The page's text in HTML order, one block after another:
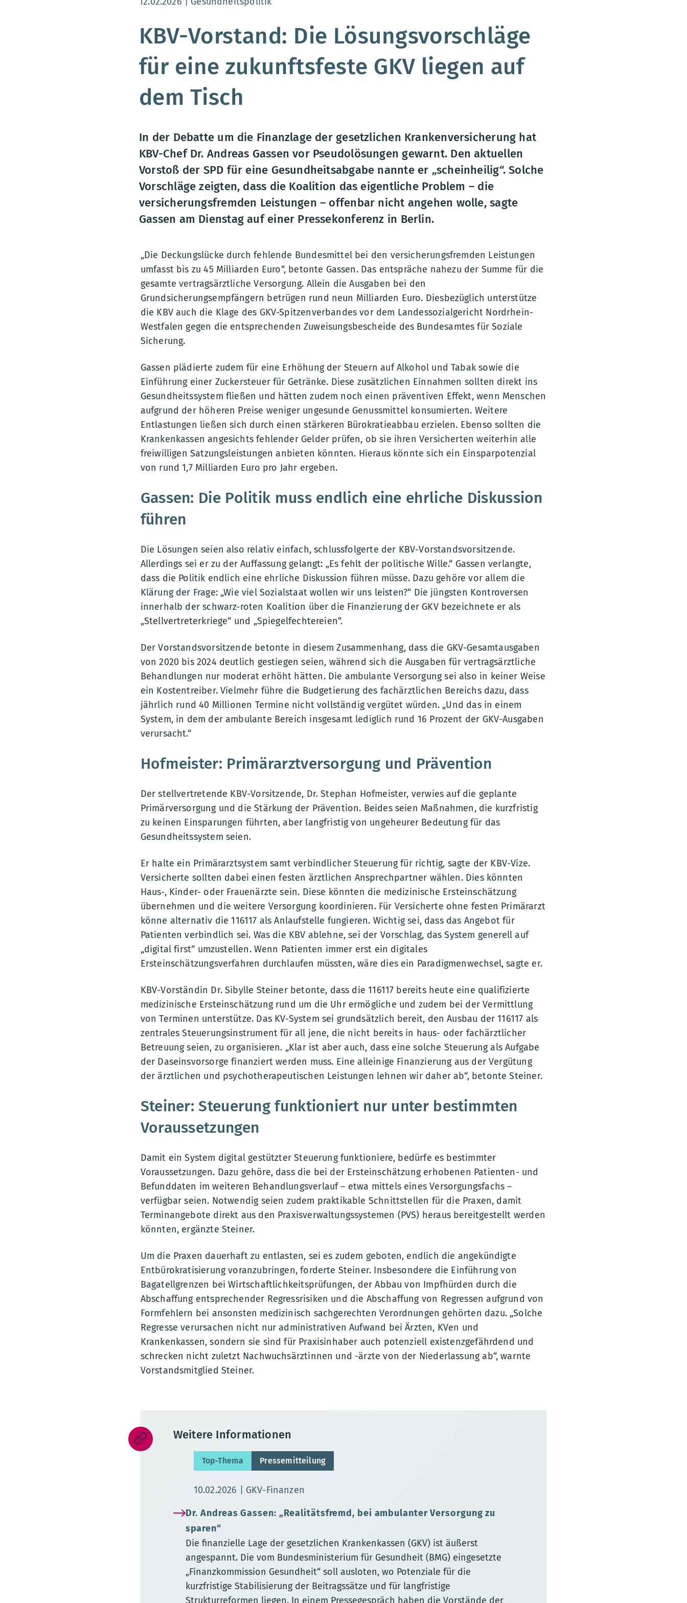
KBV-Vorstand: Die Lösungsvorschläge
für eine zukunftsfeste GKV liegen auf
dem Tisch
In der Debatte um die Finanzlage der gesetzlichen Krankenversicherung hat
KBV-Chef Dr. Andreas Gassen vor Pseudolösungen gewarnt. Den aktuellen
Vorstoß der SPD für eine Gesundheitsabgabe nannte er „scheinheilig“. Solche
Vorschläge zeigten, dass die Koalition das eigentliche Problem – die
versicherungsfremden Leistungen – offenbar nicht angehen wolle, sagte
Gassen am Dienstag auf einer Pressekonferenz in Berlin.
„Die Deckungslücke durch fehlende Bundesmittel bei den versicherungsfremden Leistungen
umfasst bis zu 45 Milliarden Euro“, betonte Gassen. Das entspräche nahezu der Summe für die
gesamte vertragsärztliche Versorgung. Allein die Ausgaben bei den
Grundsicherungsempfängern betrügen rund neun Milliarden Euro. Diesbezüglich unterstütze
die KBV auch die Klage des GKV-Spitzenverbandes vor dem Landessozialgericht Nordrhein-
Westfalen gegen die entsprechenden Zuweisungsbescheide des Bundesamtes für Soziale
Sicherung.
Gassen plädierte zudem für eine Erhöhung der Steuern auf Alkohol und Tabak sowie die
Einführung einer Zuckersteuer für Getränke. Diese zusätzlichen Einnahmen sollten direkt ins
Gesundheitssystem fließen und hätten zudem noch einen präventiven Effekt, wenn Menschen
aufgrund der höheren Preise weniger ungesunde Genussmittel konsumierten. Weitere
Entlastungen ließen sich durch einen stärkeren Bürokratieabbau erzielen. Ebenso sollten die
Krankenkassen angesichts fehlender Gelder prüfen, ob sie ihren Versicherten weiterhin alle
freiwilligen Satzungsleistungen anbieten könnten. Hieraus könnte sich ein Einsparpotenzial
von rund 1,7 Milliarden Euro pro Jahr ergeben.
Gassen: Die Politik muss endlich eine ehrliche Diskussion
führen
Die Lösungen seien also relativ einfach, schlussfolgerte der KBV-Vorstandsvorsitzende.
Allerdings sei er zu der Auffassung gelangt: „Es fehlt der politische Wille.“ Gassen verlangte,
dass die Politik endlich eine ehrliche Diskussion führen müsse. Dazu gehöre vor allem die
Klärung der Frage: „Wie viel Sozialstaat wollen wir uns leisten?“ Die jüngsten Kontroversen
innerhalb der schwarz-roten Koalition über die Finanzierung der GKV bezeichnete er als
„Stellvertreterkriege“ und „Spiegelfechtereien“.
Der Vorstandsvorsitzende betonte in diesem Zusammenhang, dass die GKV-Gesamtausgaben
von 2020 bis 2024 deutlich gestiegen seien, während sich die Ausgaben für vertragsärztliche
Behandlungen nur moderat erhöht hätten. Die ambulante Versorgung sei also in keiner Weise
ein Kostentreiber. Vielmehr führe die Budgetierung des fachärztlichen Bereichs dazu, dass
jährlich rund 40 Millionen Termine nicht vollständig vergütet würden. „Und das in einem
System, in dem der ambulante Bereich insgesamt lediglich rund 16 Prozent der GKV-Ausgaben
verursacht.“
Hofmeister: Primärarztversorgung und Prävention
Der stellvertretende KBV-Vorsitzende, Dr. Stephan Hofmeister, verwies auf die geplante
Primärversorgung und die Stärkung der Prävention. Beides seien Maßnahmen, die kurzfristig
zu keinen Einsparungen führten, aber langfristig von ungeheurer Bedeutung für das
Gesundheitssystem seien.
Er halte ein Primärarztsystem samt verbindlicher Steuerung für richtig, sagte der KBV-Vize.
Versicherte sollten dabei einen festen ärztlichen Ansprechpartner wählen. Dies könnten
Haus-, Kinder- oder Frauenärzte sein. Diese könnten die medizinische Ersteinschätzung
übernehmen und die weitere Versorgung koordinieren. Für Versicherte ohne festen Primärarzt
könne alternativ die 116117 als Anlaufstelle fungieren. Wichtig sei, dass das Angebot für
Patienten verbindlich sei. Was die KBV ablehne, sei der Vorschlag, das System generell auf
„digital first“ umzustellen. Wenn Patienten immer erst ein digitales
Ersteinschätzungsverfahren durchlaufen müssten, wäre dies ein Paradigmenwechsel, sagte er.
KBV-Vorständin Dr. Sibylle Steiner betonte, dass die 116117 bereits heute eine qualifizierte
medizinische Ersteinschätzung rund um die Uhr ermögliche und zudem bei der Vermittlung
von Terminen unterstütze. Das KV-System sei grundsätzlich bereit, den Ausbau der 116117 als
zentrales Steuerungsinstrument für all jene, die nicht bereits in haus- oder fachärztlicher
Betreuung seien, zu organisieren. „Klar ist aber auch, dass eine solche Steuerung als Aufgabe
der Daseinsvorsorge finanziert werden muss. Eine alleinige Finanzierung aus der Vergütung
der ärztlichen und psychotherapeutischen Leistungen lehnen wir daher ab“, betonte Steiner.
Steiner: Steuerung funktioniert nur unter bestimmten
Voraussetzungen
Damit ein System digital gestützter Steuerung funktioniere, bedürfe es bestimmter
Voraussetzungen. Dazu gehöre, dass die bei der Ersteinschätzung erhobenen Patienten- und
Befunddaten im weiteren Behandlungsverlauf – etwa mittels eines Versorgungsfachs –
verfügbar seien. Notwendig seien zudem praktikable Schnittstellen für die Praxen, damit
Terminangebote direkt aus den Praxisverwaltungssystemen (PVS) heraus bereitgestellt werden
könnten, ergänzte Steiner.
Um die Praxen dauerhaft zu entlasten, sei es zudem geboten, endlich die angekündigte
Entbürokratisierung voranzubringen, forderte Steiner. Insbesondere die Einführung von
Bagatellgrenzen bei Wirtschaftlichkeitsprüfungen, der Abbau von Impfhürden durch die
Abschaffung entsprechender Regressrisiken und die Abschaffung von Regressen aufgrund von
Formfehlern bei ansonsten medizinisch sachgerechten Verordnungen gehörten dazu. „Solche
Regresse verursachen nicht nur administrativen Aufwand bei Ärzten, KVen und
Krankenkassen, sondern sie sind für Praxisinhaber auch potenziell existenzgefährdend und
schrecken nicht zuletzt Nachwuchsärztinnen und -ärzte von der Niederlassung ab“, warnte
Vorstandsmitglied Steiner.
Weitere Informationen
Top-Thema Pressemitteilung
Aktualisierungsdatum:
10.02.2026 GKV-Finanzen
Dr. Andreas Gassen: „Realitätsfremd, bei ambulanter Versorgung zu
sparen“
Die finanzielle Lage der gesetzlichen Krankenkassen (GKV) ist äußerst
angespannt. Die vom Bundesministerium für Gesundheit (BMG) eingesetzte
„Finanzkommission Gesundheit“ soll ausloten, wo Potenziale für die
kurzfristige Stabilisierung der Beitragssätze und für langfristige
Strukturreformen liegen. In einem Pressegespräch haben die Vorstände der